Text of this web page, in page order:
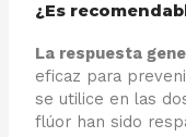
¿Es
La respuesta
eficaz para
se utilice en las
flúor han sido